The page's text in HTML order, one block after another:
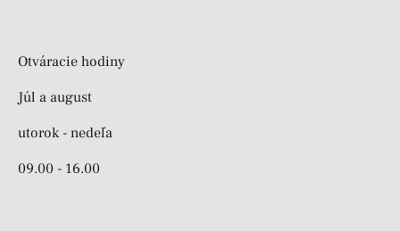
Otváracie hodiny
Júl a august
utorok - nedeľa
09.00 - 16.00